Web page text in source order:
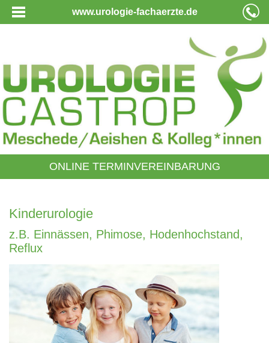
www.urologie-fachaerzte.de
ONLINE TERMINVEREINBARUNG
Kinderurologie
z.B. Einnässen, Phimose, Hodenhochstand,
Reflux